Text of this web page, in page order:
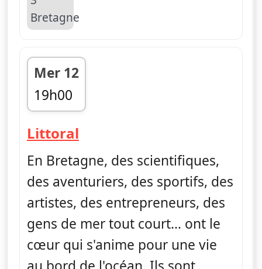
Mer 12
19h00
fin 19h05
Littoral
En Bretagne, des scientifiques,
des aventuriers, des sportifs, des
artistes, des entrepreneurs, des
gens de mer tout court… ont le
cœur qui s'anime pour une vie